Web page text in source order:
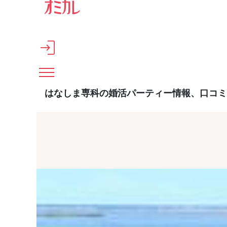
メインコンテンツへスキップ
はなしま専科の婚活パーティー情報、口コ